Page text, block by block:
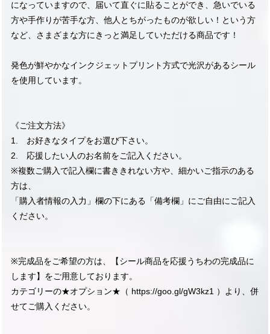
になっていますので、届いて直ぐに貼ることができ、急いでいる
方や手作りが苦手な方、他人とちがったものが欲しい！という方
など、さまざまな方にきっと満足していただける商品です！
発色が鮮やかなインクジェットプリント方式で光沢があるシール
を使用しています。
《ご注文方法》
1. お好きなタイプをお選び下さい。
2. 応援したい人のお名前をご記入ください。
※複数ご購入で記入欄に書ききれない方や、細かいご指示のある
方は、
「購入者情報の入力」欄の下にある「備考欄」にご自由にご記入
ください。
※完成品をご希望の方は、【シール商品を応援うちわの完成品に
します】をご用意しております。
カテゴリーの★オプション★（ https://goo.gl/gW3kz1 ）より、併
せてご購入ください。